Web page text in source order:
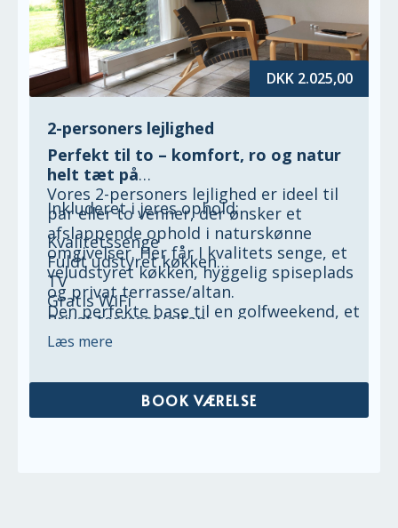
2-personers lejlighed
Perfekt til to – komfort, ro og natur
helt tæt på
Vores 2-personers lejlighed er ideel til
par eller to venner, der ønsker et
afslappende ophold i naturskønne
omgivelser. Her får I kvalitets senge, et
veludstyret køkken, hyggelig spiseplads
og privat terrasse/altan.
Den perfekte base til en golfweekend, et
romantisk ophold eller en miniferie ved
fjorden.
Inkluderet i jeres ophold:
Kvalitetssenge
Fuldt udstyret køkken
TV
Gratis WiFi
Privat terrasse/altan
Fri parkering
Læs mere
DKK 2.025,00
BOOK VÆRELSE